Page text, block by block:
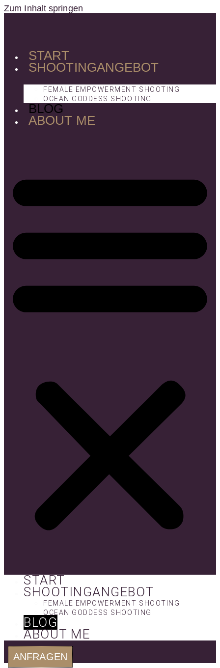
Zum Inhalt springen
START
SHOOTINGANGEBOT
FEMALE EMPOWERMENT SHOOTING
OCEAN GODDESS SHOOTING
BLOG
ABOUT ME
START
SHOOTINGANGEBOT
FEMALE EMPOWERMENT SHOOTING
OCEAN GODDESS SHOOTING
BLOG
ABOUT ME
ANFRAGEN